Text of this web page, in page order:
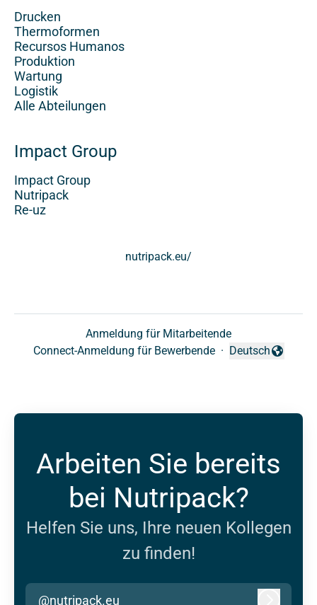
Drucken
Thermoformen
Recursos Humanos
Produktion
Wartung
Logistik
Alle Abteilungen
Impact Group
Impact Group
Nutripack
Re-uz
nutripack.eu/
Anmeldung für Mitarbeitende
Connect-Anmeldung für Bewerbende ·
Sprache ändern
Deutsch
Arbeiten Sie bereits
bei Nutripack?
Helfen Sie uns, Ihre neuen Kollegen
zu finden!
@nutripack.eu